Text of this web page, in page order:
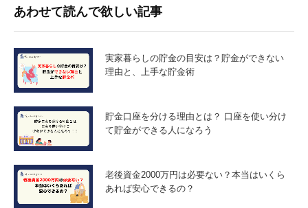
あわせて読んで欲しい記事
実家暮らしの貯金の目安は？貯金ができない
理由と、上手な貯金術
貯金口座を分ける理由とは？ 口座を使い分け
て貯金ができる人になろう
老後資金2000万円は必要ない？本当はいくら
あれば安心できるの？